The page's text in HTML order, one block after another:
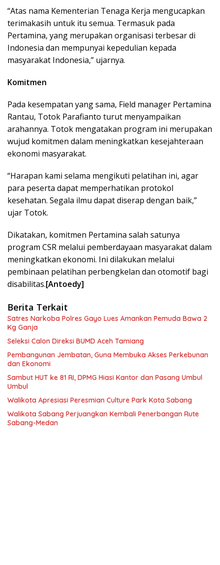
“Atas nama Kementerian Tenaga Kerja mengucapkan
terimakasih untuk itu semua. Termasuk pada
Pertamina, yang merupakan organisasi terbesar di
Indonesia dan mempunyai kepedulian kepada
masyarakat Indonesia,” ujarnya.
Komitmen
Pada kesempatan yang sama, Field manager Pertamina
Rantau, Totok Parafianto turut menyampaikan
arahannya. Totok mengatakan program ini merupakan
wujud komitmen dalam meningkatkan kesejahteraan
ekonomi masyarakat.
“Harapan kami selama mengikuti pelatihan ini, agar
para peserta dapat memperhatikan protokol
kesehatan. Segala ilmu dapat diserap dengan baik,”
ujar Totok.
Dikatakan, komitmen Pertamina salah satunya
program CSR melalui pemberdayaan masyarakat dalam
meningkatkan ekonomi. Ini dilakukan melalui
pembinaan pelatihan perbengkelan dan otomotif bagi
disabilitas.[Antoedy]
Berita Terkait
Satres Narkoba Polres Gayo Lues Amankan Pemuda Bawa 2
Kg Ganja
Seleksi Calon Direksi BUMD Aceh Tamiang
Pembangunan Jembatan, Guna Membuka Akses Perkebunan
dan Ekonomi
Sambut HUT ke 81 RI, DPMG Hiasi Kantor dan Pasang Umbul
Umbul
Walikota Apresiasi Peresmian Culture Park Kota Sabang
Walikota Sabang Perjuangkan Kembali Penerbangan Rute
Sabang-Medan